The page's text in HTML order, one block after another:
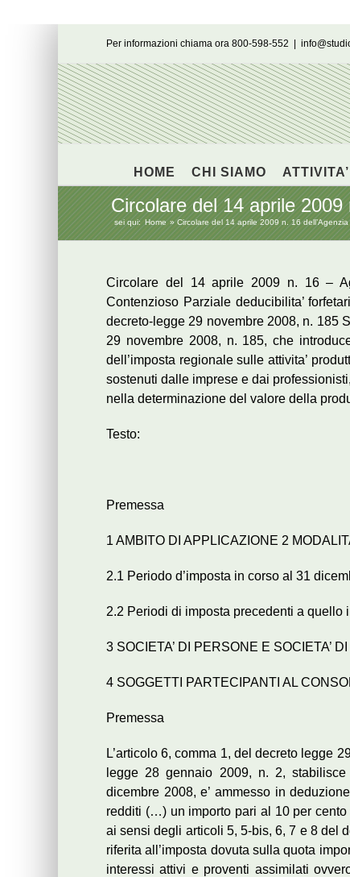
Per informazioni chiama ora 800-598-552
HOME CHI SIAMO ATTIVITA’
Circolare del 14 aprile
sei qui: Home Circolare del 14 aprile 2009 n. 16
Circolare del 14 aprile 2009 n. 16 –
Contenzioso Parziale deducibilita’
decreto-legge 29 novembre 2008, n. 185
29 novembre 2008, n. 185, che
dell’imposta regionale sulle attivita’
sostenuti dalle imprese e dai
nella determinazione del valore della
Testo:
Premessa
1 AMBITO DI APPLICAZIONE 2
2.1 Periodo d’imposta in corso al 31
2.2 Periodi di imposta precedenti a quello
3 SOCIETA’ DI PERSONE E SOCIETA’
4 SOGGETTI PARTECIPANTI AL
Premessa
L’articolo 6, comma 1, del decreto legge
legge 28 gennaio 2009, n. 2,
dicembre 2008, e’ ammesso in
redditi (…) un importo pari al 10 per cento
ai sensi degli articoli 5, 5-bis, 6, 7 e 8 del
riferita all’imposta dovuta sulla quota
interessi attivi e proventi assimilati